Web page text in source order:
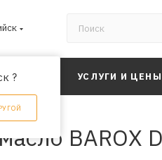
? УСЛУГИ И ЦЕНЫ
BAROX